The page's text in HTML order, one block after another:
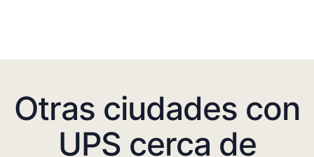
Otras ciudades con
UPS cerca de